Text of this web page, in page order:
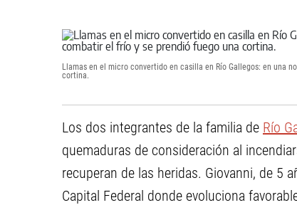
Llamas en el micro convertido en casilla en Río Gallegos: en una
cortina.
Los dos integrantes de la familia de Río
quemaduras de consideración al
recuperan de las heridas. Giovanni, de 5
Capital Federal donde evoluciona